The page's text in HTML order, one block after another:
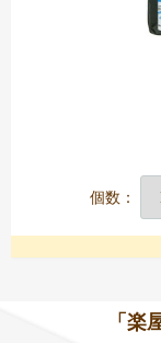
個数：
「楽